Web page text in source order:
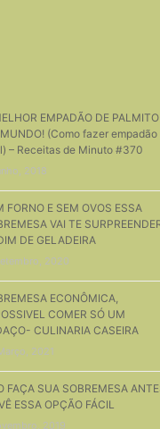
EMPADÃO DE PALMITO
(Como fazer empadão
– Receitas de Minuto #370
2018
FORNO E SEM OVOS ESSA
VAI TE
DE GELADEIRA
2020
ECONÔMICA,
COMER SÓ UM
CULINARIA CASEIRA
2021
FAÇA SUA SOBREMESA
ESSA OPÇÃO FÁCIL
2019